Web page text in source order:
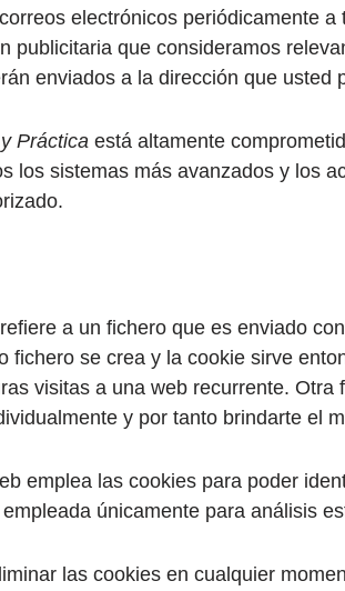
electrónicos periódicamente
publicitaria que consideramos
enviados a la dirección que
Práctica está altamente
los sistemas más avanzados y los
a un fichero que es enviado
fichero se crea y la cookie sirve
visitas a una web recurrente.
y por tanto brindarte el
emplea las cookies para poder
únicamente para análisis
las cookies en cualquier